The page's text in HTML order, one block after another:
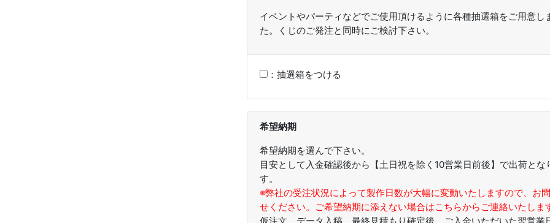
イベントやパーティなどでご使用頂けるように各種抽選箱をご用意し
た。くじのご発注と同時にご検討下さい。
： 抽選箱をつける
希望納期
希望納期を選んで下さい。
目安として入金確認後から【土日祝を除く10営業日前後】で出荷とな
す。
※弊社の受注状況によって製作日数が大幅に変動いたしますので、お
せください。ご希望納期に添えない場合はこちらからご連絡いたしま